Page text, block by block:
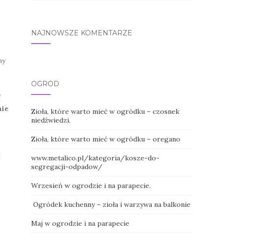
NAJNOWSZE KOMENTARZE
OGRÓD
Zioła, które warto mieć w ogródku – czosnek
niedźwiedzi.
Zioła, które warto mieć w ogródku – oregano
www.metalico.pl/kategoria/kosze-do-
segregacji-odpadow/
Wrzesień w ogrodzie i na parapecie.
Ogródek kuchenny – zioła i warzywa na balkonie
Maj w ogrodzie i na parapecie